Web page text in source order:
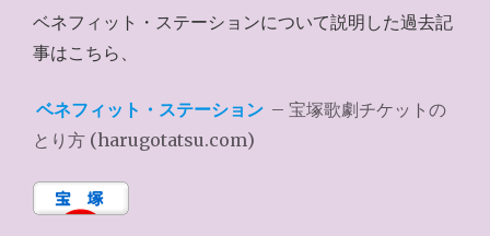
ベネフィット・ステーションについて説明した過去記
事はこちら、
ベネフィット・ステーション – 宝塚歌劇チケットの
とり方 (harugotatsu.com)